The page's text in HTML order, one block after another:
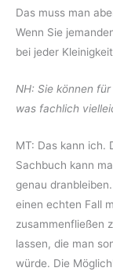
Das muss man
Wenn Sie
bei jeder
NH: Sie können
was fachlich
MT: Das kann ich.
Sachbuch kann
genau
einen echten Fall
zusammenfließen
lassen, die man
würde. Die